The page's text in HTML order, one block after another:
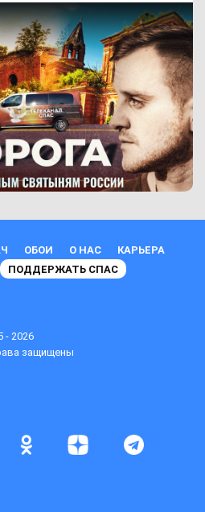
ОБОИ О НАС
КАРЬЕРА
ПОДДЕРЖАТЬ СПАС
- 2026
защищены